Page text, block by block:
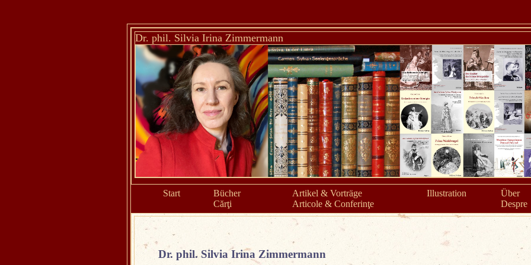
Dr. phil. Silvia Irina Zimmermann
Start
Bücher
Cărţi
Artikel & Vorträge
Articole & Conferinţe
Illustration
Über
Despre
Dr. phil. Silvia Irina Zimmermann